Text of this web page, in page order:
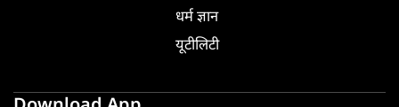
धर्म ज्ञान
यूटीलिटी